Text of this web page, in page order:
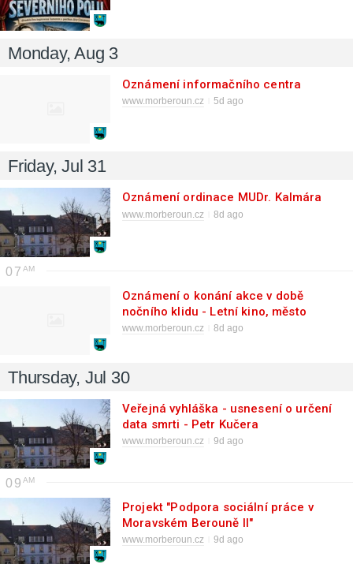
Monday, Aug 3
Oznámení informačního centra
www.morberoun.cz 5d ago
Friday, Jul 31
Oznámení ordinace MUDr. Kalmára
www.morberoun.cz 8d ago
07
Oznámení o konání akce v době
nočního klidu - Letní kino, město
Moravský Beroun
www.morberoun.cz 8d ago
Thursday, Jul 30
Veřejná vyhláška - usnesení o určení
data smrti - Petr Kučera
www.morberoun.cz 9d ago
09
Projekt "Podpora sociální práce v
Moravském Berouně II"
www.morberoun.cz 9d ago